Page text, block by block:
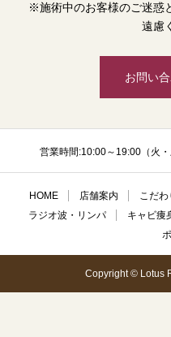
※施術中のお客様のご迷惑
遠慮
お問い
営業時間:10:00～19:00（火
HOME 店舗案内 こだわ
ラジオ波・リンパ
キャビ痩
Copyright © Lotus